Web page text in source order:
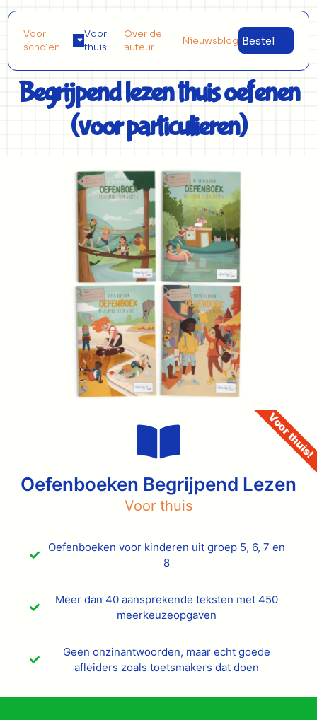
Voor
scholen
Voor
thuis
Over de
auteur
Nieuwsblog Bestel
Begrijpend lezen thuis oefenen
(voor particulieren)
Oefenboeken Begrijpend Lezen
Voor thuis
Oefenboeken voor kinderen uit groep 5, 6, 7 en
8
Meer dan 40 aansprekende teksten met 450
meerkeuzeopgaven
Geen onzinantwoorden, maar echt goede
afleiders zoals toetsmakers dat doen
Voor thuis!